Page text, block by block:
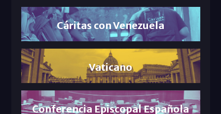
Cáritas con Venezuela
Vaticano
Conferencia Episcopal Española